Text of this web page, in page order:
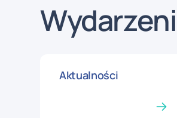
Aktualności